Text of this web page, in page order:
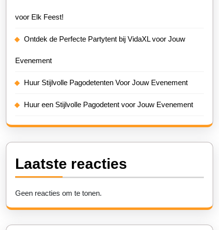
voor Elk Feest!
Ontdek de Perfecte Partytent bij VidaXL voor Jouw
Evenement
Huur Stijlvolle Pagodetenten Voor Jouw Evenement
Huur een Stijlvolle Pagodetent voor Jouw Evenement
Laatste reacties
Geen reacties om te tonen.